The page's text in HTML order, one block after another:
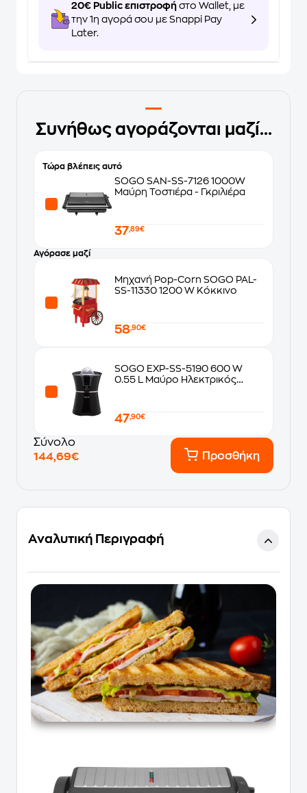
20€ Public επιστροφή στο Wallet, με
την 1η αγορά σου με Snappi Pay
Later.
Συνήθως αγοράζονται μαζί...
Τώρα βλέπεις αυτό
SOGO SAN-SS-7126 1000W
Μαύρη Τοστιέρα - Γκριλιέρα
37,89€
Αγόρασε μαζί
Μηχανή Pop-Corn SOGO PAL-
SS-11330 1200 W Κόκκινο
58,90€
SOGO EXP-SS-5190 600 W
0.55 L Μαύρο Ηλεκτρικός
47,90€
Σύνολο
144,69€
Προσθήκη
Αναλυτική Περιγραφή